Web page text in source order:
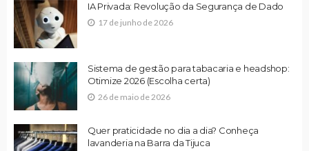
IA Privada: Revolução da Segurança de Dado
17 de junho de 2026
Sistema de gestão para tabacaria e headshop:
Otimize 2026 (Escolha certa)
26 de maio de 2026
Quer praticidade no dia a dia? Conheça
lavanderia na Barra da Tijuca